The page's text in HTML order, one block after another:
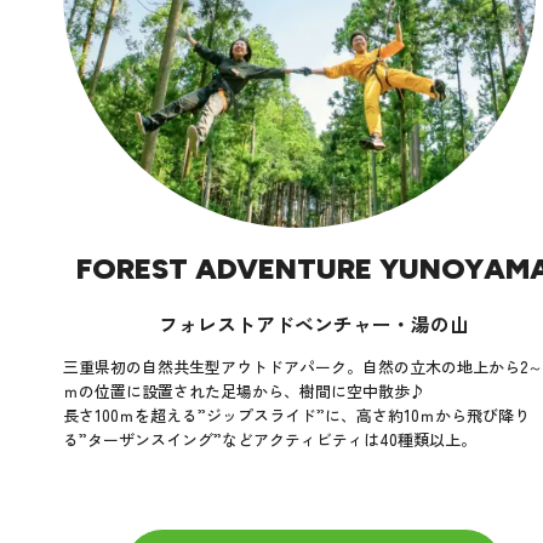
FOREST ADVENTURE
フォレストアドベンチャー・湯の山
三重県初の自然共生型アウトドアパーク。自然の立木の地上から2
ｍの位置に設置された足場から、樹間に空中散歩♪
長さ100ｍを超える”ジップスライド”に、高さ約10ｍから飛び降り
る”ターザンスイング”などアクティビティは40種類以上。